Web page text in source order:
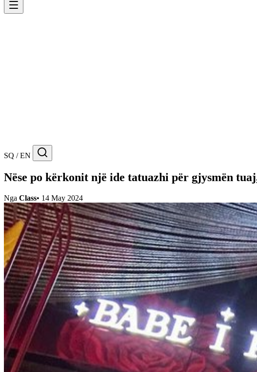
SQ / EN
Nëse po kërkonit një ide tatuazhi për gjysmën
Nga Class• 14 May 2024